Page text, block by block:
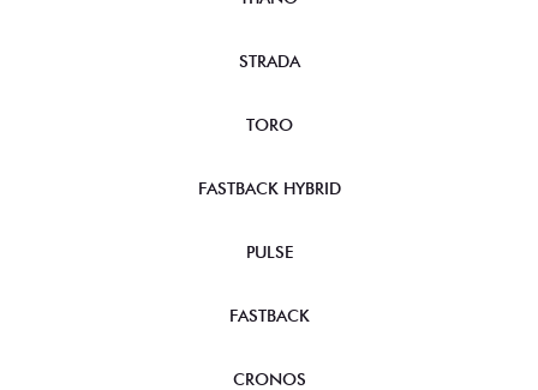
STRADA
TORO
FASTBACK HYBRID
PULSE
FASTBACK
CRONOS